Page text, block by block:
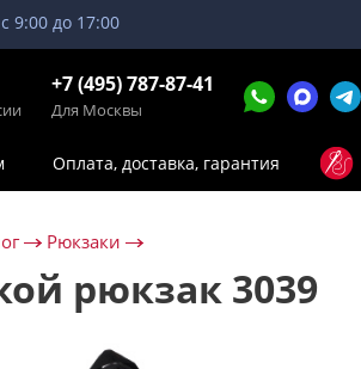
9:00 до 17:00
+7 (495) 787-87-41
Для Москвы
Оплата, доставка, гарантия
Рюкзаки
рюкзак 3039